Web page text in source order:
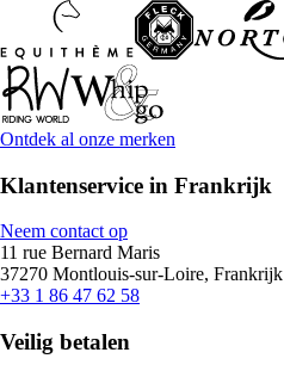
Ontdek al onze merken
Klantenservice in Frankrijk
Neem contact op
11 rue Bernard Maris
37270 Montlouis-sur-Loire, Frankrijk
+33 1 86 47 62 58
Veilig betalen